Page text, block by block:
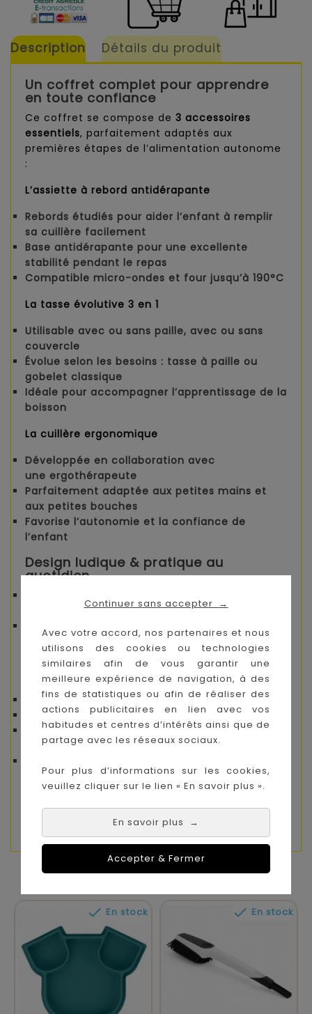
Continuer sans accepter →
Avec votre accord, nos partenaires et nous
utilisons des cookies ou technologies
similaires afin de vous garantir une
meilleure expérience de navigation, à des
fins de statistiques ou afin de réaliser des
actions publicitaires en lien avec vos
habitudes et centres d’intérêts ainsi que de
partage avec les réseaux sociaux.
Pour plus d’informations sur les cookies,
veuillez cliquer sur le lien « En savoir plus ».
En savoir plus →
Accepter & Fermer
Description Détails du produit
Un coffret complet pour apprendre
en toute confiance
Ce coffret se compose de 3 accessoires
essentiels, parfaitement adaptés aux
premières étapes de l’alimentation autonome
:
L’assiette à rebord antidérapante
Rebords étudiés pour aider l’enfant à remplir
sa cuillère facilement
Base antidérapante pour une excellente
stabilité pendant le repas
Compatible micro-ondes et four jusqu’à 190°C
La tasse évolutive 3 en 1
Utilisable avec ou sans paille, avec ou sans
couvercle
Évolue selon les besoins : tasse à paille ou
gobelet classique
Idéale pour accompagner l’apprentissage de la
boisson
La cuillère ergonomique
Développée en collaboration avec
une ergothérapeute
Parfaitement adaptée aux petites mains et
aux petites bouches
Favorise l’autonomie et la confiance de
l’enfant
Design ludique & pratique au
quotidien
Passe au
lave-vaisselle
pour un entretien
facile
Pourquoi choisir le coffret
repasComme un grand?
Favorise l’autonomie dès 9 mois
Évolutif, pratique et design
Pensé avec des professionnels de la petite
enfance
Avec le coffret repas Comme un grand, offrez
durable et pleine de couleurs.
VOUS AIMEREZ AUSSI
 En stock  En stock